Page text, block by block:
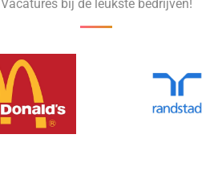
Vacatures bij de leukste bedrijven!